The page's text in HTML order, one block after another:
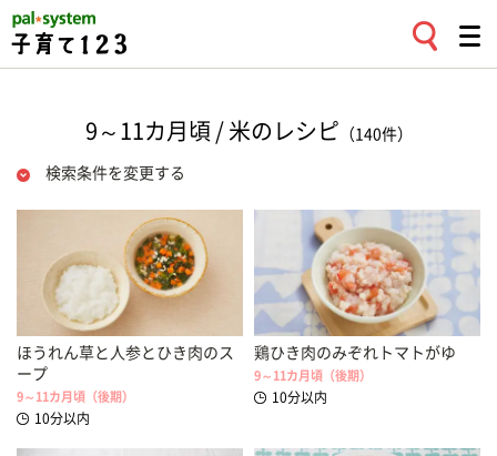
9～11カ月頃 / 米のレシピ （140件）
検索条件を変更する
ほうれん草と人参とひき肉のス
ープ
9～11カ月頃（後期）
10分以内
鶏ひき肉のみぞれトマトがゆ
9～11カ月頃（後期）
10分以内